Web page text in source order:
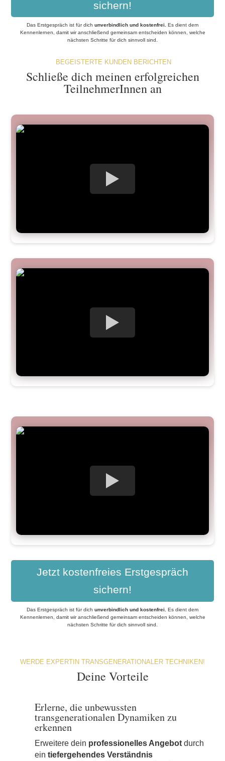
sichern!
Das Erstgespräch ist für dich unverbindlich und kostenfrei. Es dient dem
Kennenlernen, damit wir anschließend gemeinsam entscheiden können, welche
nächsten Schritte für dich sinnvoll sind.
BEGEISTERTE KUNDEN BERICHTEN
Schließe dich meinen erfolgreichen
TeilnehmerInnen an
Jetzt kostenfreies Erstgespräch
sichern!
Das Erstgespräch ist für dich unverbindlich und kostenfrei
Es dient dem
Kennenlernen, damit wir anschließend gemeinsam entscheiden können, welche
nächsten Schritte für dich sinnvoll sind.
WERDE EXPERTIN TRANSGENERATIONALER TECHNIKEN!
Deine Vorteile
Erlerne, die unbewussten
transgenerationalen Dynamiken zu
erkennen
Erweitere dein professionelles Angebot durch
eintiefergehendes Verständnis